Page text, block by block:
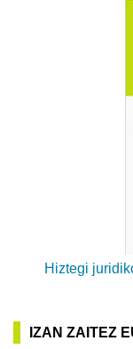
Hiztegi
IZAN ZAITEZ